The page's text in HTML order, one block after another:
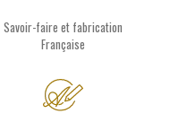
Savoir-faire et fabrication
Française